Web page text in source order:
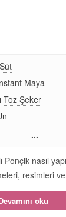
Süt
Maya
Toz Şeker
...
Ponçik nasıl
resimleri ve
oku